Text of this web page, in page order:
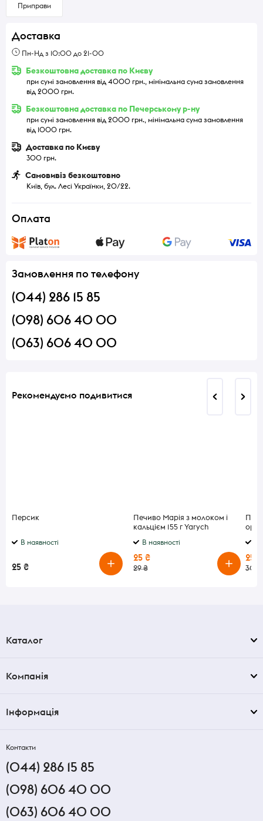
Приправи
Доставка
Пн-Нд з 10:00 до 21-00
Безкоштовна доставка по Києву
при сумі замовлення від 4000 грн., мінімальна сума замовлення
від 2000 грн.
Безкоштовна доставка по Печерському р-ну
при сумі замовлення від 2000 грн., мінімальна сума замовлення
від 1000 грн.
Доставка по Києву
300 грн.
Самовивіз безкоштовно
Київ, бул. Лесі Українки, 20/22.
Оплата
Замовлення по телефону
(044) 286 15 85
(098) 606 40 00
(063) 606 40 00
Рекомендуємо подивитися
Персик
В наявності
25 ₴
Печиво Марія з молоком і
кальцієм 155 г Yarych
В наявності
25 ₴
29 ₴
25 ₴
30 ₴
Каталог
Компанія
Інформація
Контакти
(044) 286 15 85
(098) 606 40 00
(063) 606 40 00